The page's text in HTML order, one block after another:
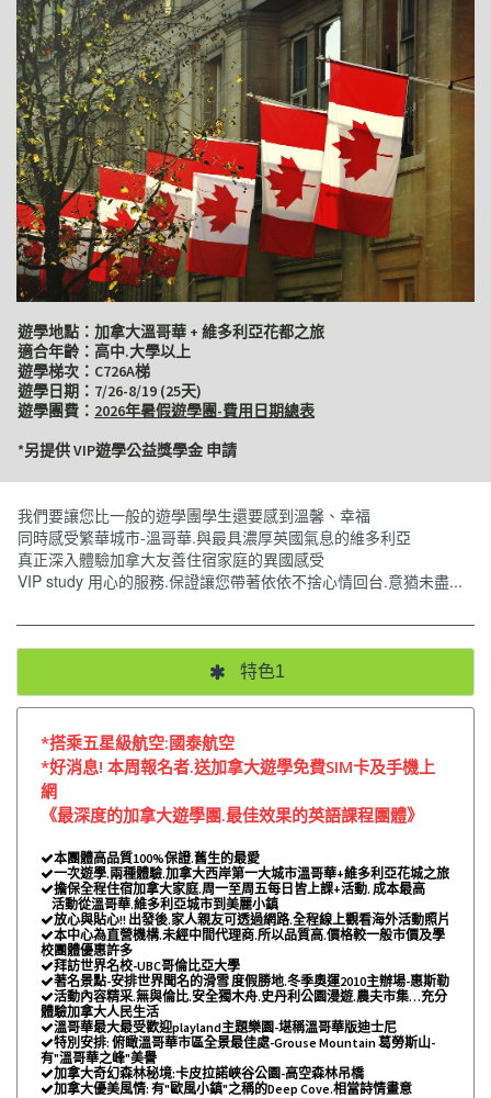
遊學地點：加拿大溫哥華 + 維多利亞花都之旅
適合年齡：高中.大學以上
遊學梯次：C726A梯
遊學日期：7/26-8/19 (25天)
遊學團費： 2026年暑假遊學團-費用日期總表
*另提供 VIP遊學公益獎學金 申請
我們要讓您比一般的遊學團學生還要感到溫馨、幸福
同時感受繁華城市-溫哥華.與最具濃厚英國氣息的維多利亞
真正深入體驗加拿大友善住宿家庭的異國感受
VIP study 用心的服務.保證讓您帶著依依不捨心情回台.意猶未盡...
特色1
*搭乘五星級航空:國泰航空
*好消息! 本周報名者.送加拿大遊學免費SIM卡及手機上
網
《最深度的加拿大遊學團.最佳效果的英語課程團體》
本團體高品質100%保證.舊生的最愛
一次遊學.兩種體驗.加拿大西岸第一大城市溫哥華+維多利亞花城之旅
擔保全程住宿加拿大家庭.周一至周五每日皆上課+活動. 成本最高
活動從溫哥華.維多利亞城市到美麗小鎮
放心與貼心!! 出發後.家人親友可透過網路.全程線上觀看海外活動照片
本中心為直營機構.未經中間代理商.所以品質高.價格較一般市價及學
校團體優惠許多
拜訪世界名校-UBC哥倫比亞大學
著名景點-安排世界聞名的滑雪 度假勝地.冬季奧運2010主辦場-惠斯勒
活動內容精采.無與倫比.安全獨木舟.史丹利公園漫遊.農夫市集…充分
體驗加拿大人民生活
溫哥華最大最受歡迎playland主題樂園-堪稱溫哥華版迪士尼
特別安排: 俯瞰溫哥華市區全景最佳處-Grouse Mountain 葛勞斯山-
有"溫哥華之峰"美譽
加拿大奇幻森林秘境:卡皮拉諾峽谷公園-高空森林吊橋
加拿大優美風情: 有"歐風小鎮"之稱的Deep Cove.相當詩情畫意